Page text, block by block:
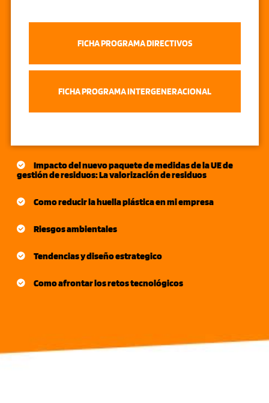
FICHA PROGRAMA DIRECTIVOS
FICHA PROGRAMA INTERGENERACIONAL
Impacto del nuevo paquete de medidas de la UE de
gestión de residuos: La valorización de residuos
Como reducir la huella plástica en mi empresa
Riesgos ambientales
Tendencias y diseño estrategico
Como afrontar los retos tecnológicos